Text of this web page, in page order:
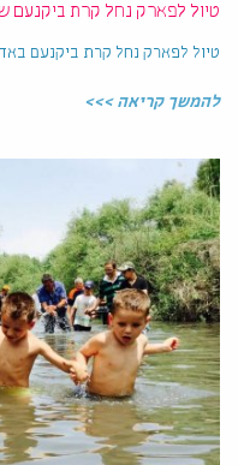
טיול לפארק נחל קרת ביקנעם
טיול לפארק נחל קרת ביקנעם
להמשך קריאה >>>